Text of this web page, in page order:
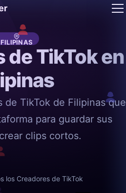
FILIPINAS
de TikTok en
de TikTok de Filipinas que
para guardar sus
clips cortos.
los Creadores de TikTok